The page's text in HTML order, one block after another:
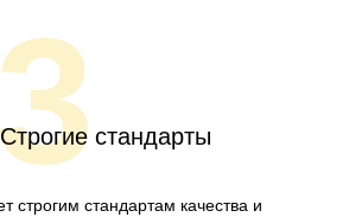
Строгие стандарты
строгим стандартам качества и